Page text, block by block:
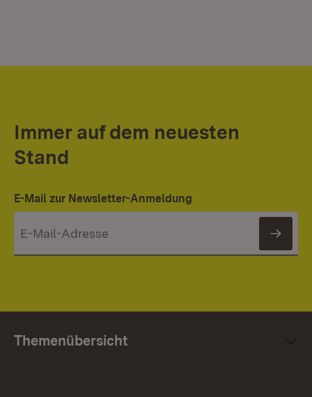
Immer auf dem neuesten
Stand
E-Mail zur Newsletter-Anmeldung
Themenübersicht